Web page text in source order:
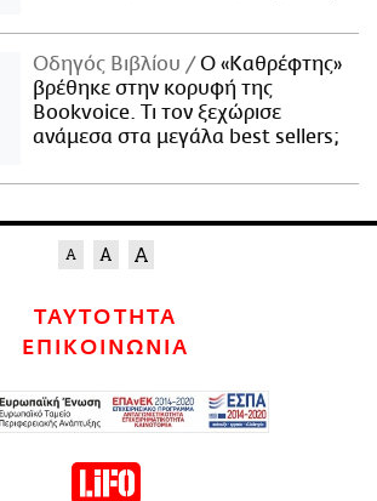
Οδηγός Βιβλίου
Ο «Καθρέφτης»
βρέθηκε στην κορυφή της
Bookvoice. Τι τον ξεχώρισε
ανάμεσα στα μεγάλα best sellers;
ΤΑΥΤΟΤΗΤΑ
ΕΠΙΚΟΙΝΩΝΙΑ